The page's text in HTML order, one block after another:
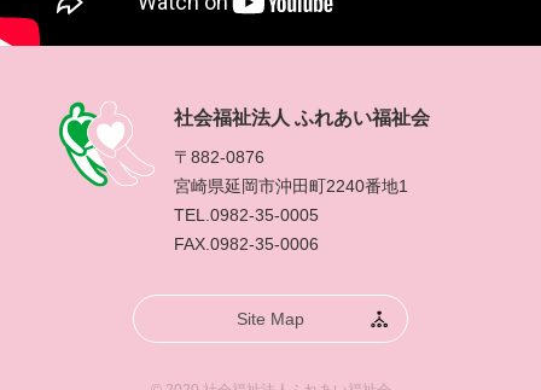
社会福祉法人 ふれあい福祉会
〒882-0876
宮崎県延岡市沖田町2240番地1
TEL.0982-35-0005
FAX.0982-35-0006
Site Map